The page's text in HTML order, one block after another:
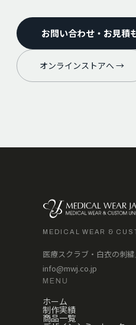
お問い合わせ・お見積
オンラインストアへ →
MEDICAL WEAR &
医療スクラブ・白衣の刺
info@mwj.co.jp
MENU
ホーム
制作実績
商品一覧